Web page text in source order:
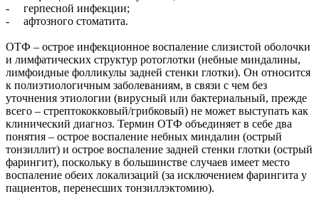
- герпесной инфекции;
- афтозного стоматита.
ОТФ – острое инфекционное воспаление слизистой оболочки
и лимфатических структур ротоглотки (небные миндалины,
лимфоидные фолликулы задней стенки глотки). Он относится
к полиэтиологичным заболеваниям, в связи с чем без
уточнения этиологии (вирусный или бактериальный, прежде
всего – стрептококковый/грибковый) не может выступать как
клинический диагноз. Термин ОТФ объединяет в себе два
понятия – острое воспаление небных миндалин (острый
тонзиллит) и острое воспаление задней стенки глотки (острый
фарингит), поскольку в большинстве случаев имеет место
воспаление обеих локализаций (за исключением фарингита у
пациентов, перенесших тонзиллэктомию).